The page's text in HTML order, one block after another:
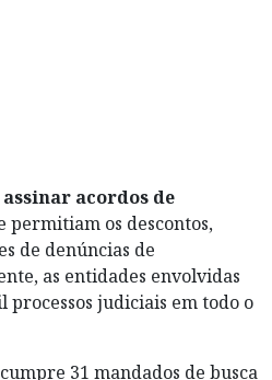
assinar acordos de
permitiam os descontos,
de denúncias de
as entidades envolvidas
judiciais em todo o
31 mandados de busca